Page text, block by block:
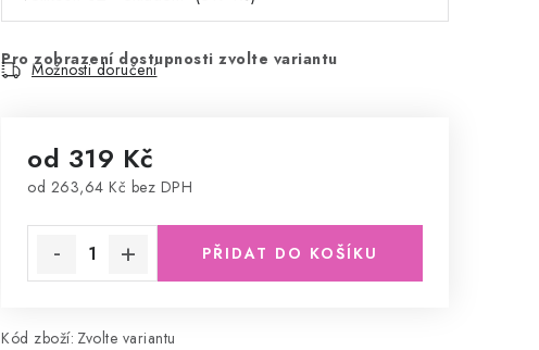
Pro zobrazení dostupnosti zvolte variantu
Možnosti doručení
od 319 Kč
od 263,64 Kč bez DPH
PŘIDAT DO KOŠÍKU
Kód zboží: Zvolte variantu